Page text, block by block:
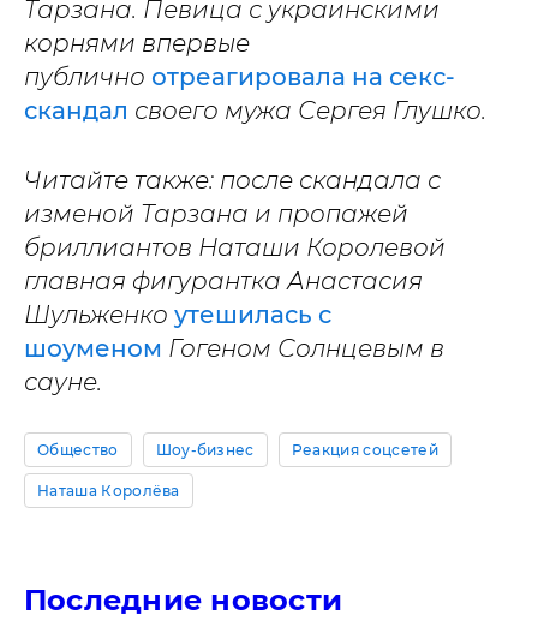
Тарзана. Певица с украинскими
корнями впервые
публично отреагировала на секс-
скандал своего мужа Сергея Глушко.
Читайте также: после скандала с
изменой Тарзана и пропажей
бриллиантов Наташи Королевой
главная фигурантка Анастасия
Шульженко утешилась с
шоуменом Гогеном Солнцевым в
сауне.
Общество Шоу-бизнес Реакция соцсетей
Наташа Королёва
Последние новости